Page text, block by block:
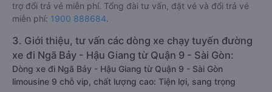
trợ đổi trả vé miễn phí. Tổng đài tư vấn, đặt vé và đổi trả vé
miễn phí: 1900 888684.
3. Giới thiệu, tư vấn các dòng xe chạy tuyến đường
xe đi Ngã Bảy - Hậu Giang từ Quận 9 - Sài Gòn:
Dòng xe đi Ngã Bảy - Hậu Giang từ Quận 9 - Sài Gòn
limousine 9 chỗ vip, chất lượng cao: Tiện lợi, sang trọng